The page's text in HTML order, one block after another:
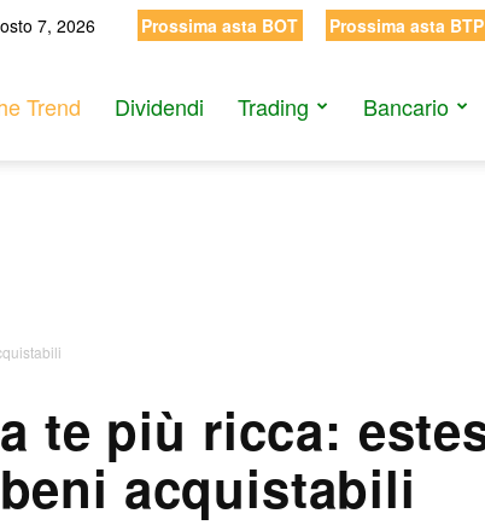
7, 2026 Prossima asta BOT Prossima asta BTP
Trend Dividendi Trading Bancario
te più ricca:
acquistabili